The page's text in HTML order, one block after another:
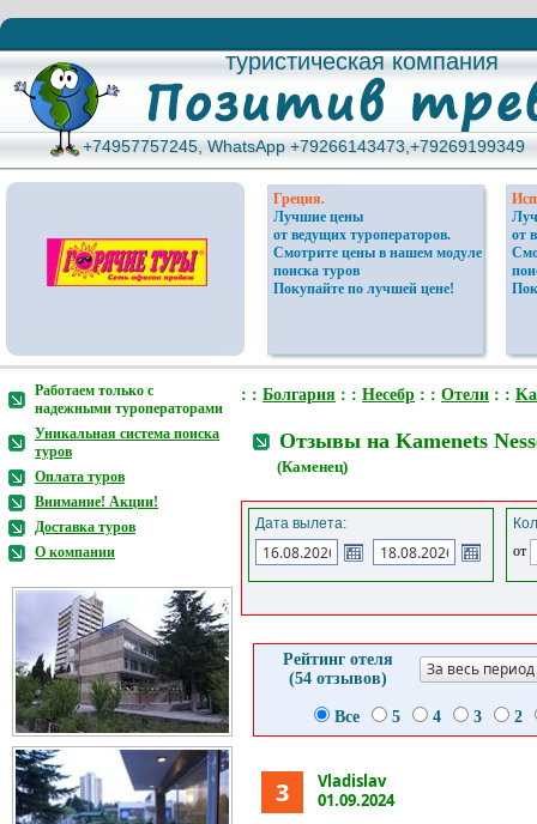
туристическая компания
туристическая компания
+74957757245, WhatsApp +79266143473,+79269199349
+74957757245, WhatsApp +79266143473,+79269199349
Греция.
Лучшие цены
от ведущих туроператоров.
Смотрите цены в нашем модуле
поиска туров
Покупайте по лучшей цене!
от
Работаем только с
надежными туроператорами
Уникальная система поиска
туров
Оплата туров
Внимание! Акции!
Доставка туров
О компании
: : Болгария : : Несебр : : Отели : :
Отзывы на Kamenets
(Каменец)
Дата вылета:
от
Рейтинг отеля
(54 отзывов)
За весь период
Все 5 4 3 2
3
Vladislav
01.09.2024